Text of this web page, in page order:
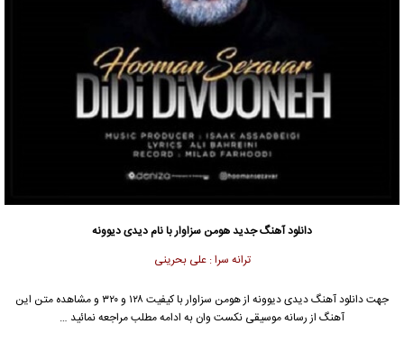
دانلود آهنگ جدیدهومن سزاواربا نام دیدی دیوونه
ترانه سرا : علی بحرینی
جهت دانلود آهنگ دیدی دیوونه ازهومن سزاوار
با کیفیت ۱۲۸ و ۳۲۰ و مشاهده متن این
آهنگ از رسانه موسیقی نکست وان به ادامه مطلب مراجعه نمائید …